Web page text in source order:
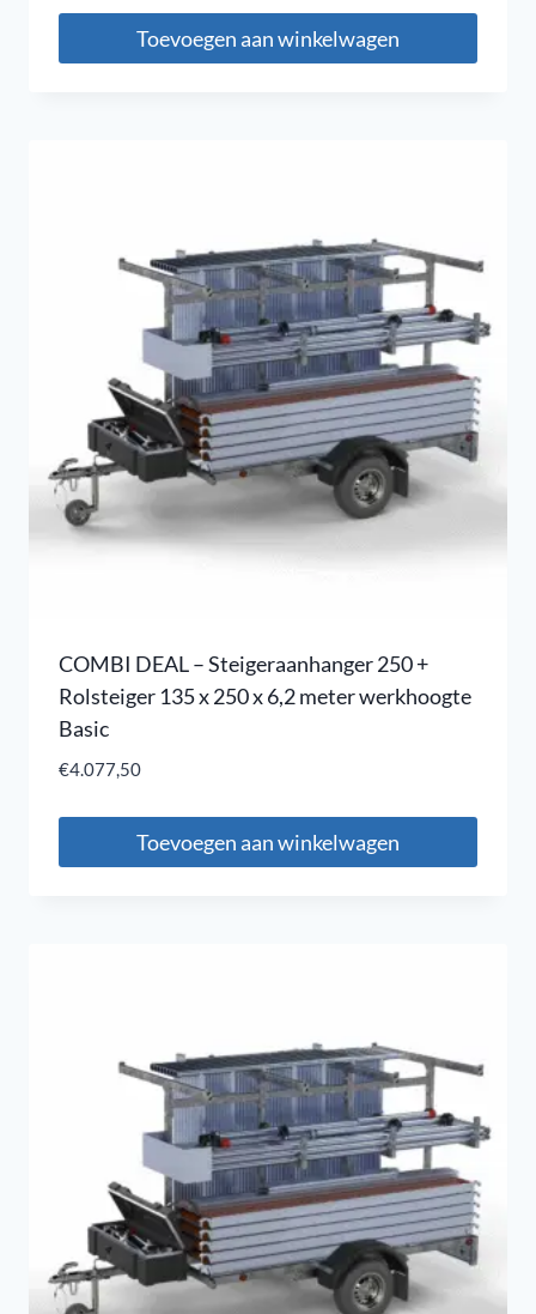
Toevoegen aan winkelwagen
COMBI DEAL – Steigeraanhanger 250 +
Rolsteiger 135 x 250 x 6,2 meter werkhoogte
Basic
€4.077,50
Toevoegen aan winkelwagen